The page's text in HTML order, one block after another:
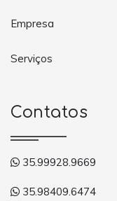
Empresa
Serviços
Contatos
35.99928.9669
35.98409.6474